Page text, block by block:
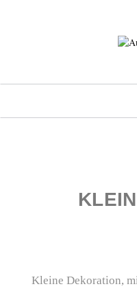
Kleine Dekoration,